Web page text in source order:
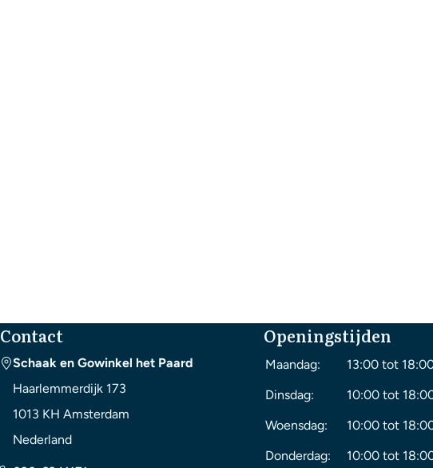
Contact
Schaak en Gowinkel het Paard
Haarlemmerdijk 173
1013 KH Amsterdam
Nederland
Openingstijden
Maandag:
13:00 tot
Dinsdag:
10:00 tot
Woensdag:
10:00 tot
Donderdag:
10:00 tot